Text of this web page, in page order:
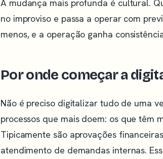
A mudança mais profunda é cultural.
no improviso e passa a operar com
menos, e a operação ganha
Por onde começar a
Não é preciso digitalizar tudo de uma
processos que mais doem: os que têm
Tipicamente são aprovações
atendimento de demandas internas.